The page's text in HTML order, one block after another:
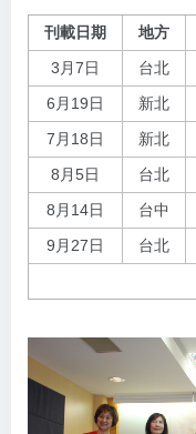
刊載日期 地方
3月7日
台北
6月19日
新北
7月18日
新北
8月5日
台北
8月14日
台中
9月27日
台北